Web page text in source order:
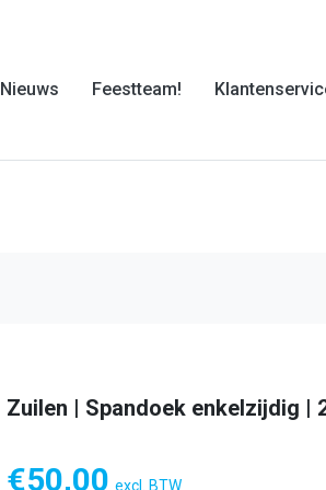
Nieuws Feestteam!
Zuilen | Spandoek enkelzijdig |
€50,00 excl. BTW